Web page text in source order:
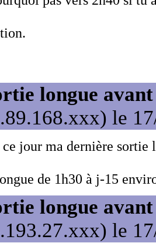
longue
le
jour ma dernière sortie
de 1h30 à j-15
longue
le